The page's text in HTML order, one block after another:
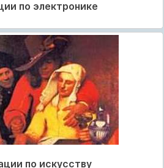
по электронике
по искусству